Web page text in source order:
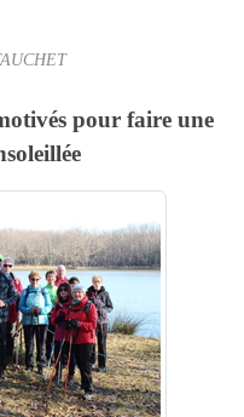
pour faire une